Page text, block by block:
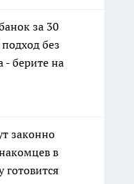
за 30
без
- берите на
законно
в
готовится